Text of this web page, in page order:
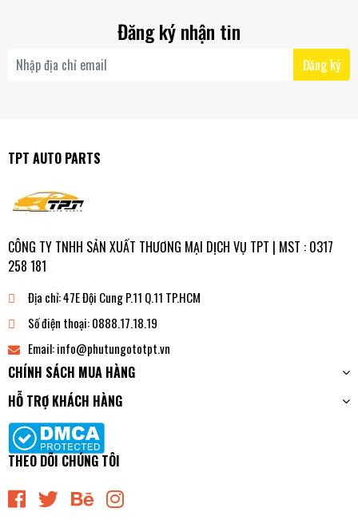
Đăng ký nhận tin
Đăng ký
TPT AUTO PARTS
CÔNG TY TNHH SẢN XUẤT THƯƠNG MẠI DỊCH VỤ TPT | MST : 0317
258 181
Địa chỉ:47E Đội Cung P.11 Q.11 TP.HCM
Số điện thoại:0888.17.18.19
Email:info@phutungototpt.vn
CHÍNH SÁCH MUA HÀNG
HỖ TRỢ KHÁCH HÀNG
THEO DÕI CHÚNG TÔI